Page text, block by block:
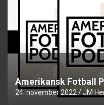
Amerikansk Fotball
24. november 2022 JM